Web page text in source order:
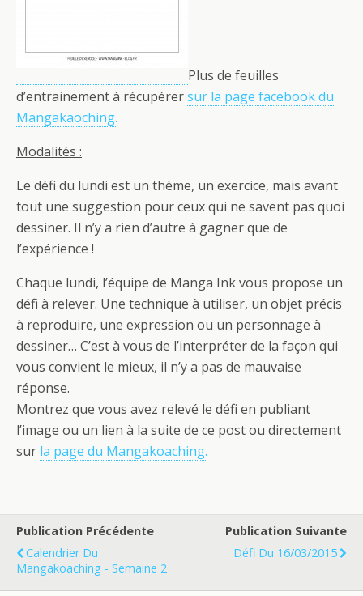
Plus de feuilles
d’entrainement à récupérersur la page facebook du
Mangakaoching.
Modalités :
Le défi du lundi est un thème, un exercice, mais avant
tout une suggestion pour ceux qui ne savent pas quoi
dessiner. Il n’y a rien d’autre à gagner que de
l’expérience !
Chaque lundi, l’équipe de Manga Ink vous propose un
défi à relever. Une technique à utiliser, un objet précis
à reproduire, une expression ou un personnage à
dessiner… C’est à vous de l’interpréter de la façon qui
vous convient le mieux, il n’y a pas de mauvaise
réponse.
Montrez que vous avez relevé le défi en publiant
l’image ou un lien à la suite de ce post ou directement
sur la page du Mangakoaching.
Publication Précédente
Calendrier Du
Mangakoaching - Semaine 2
Publication Suivante
Défi Du 16/03/2015